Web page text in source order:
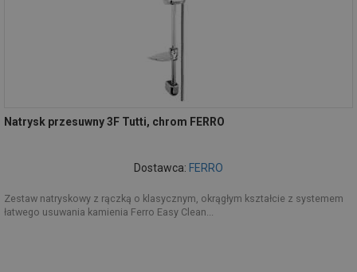
Natrysk przesuwny 3F Tutti, chrom FERRO
Dostawca: FERRO
Zestaw natryskowy z rączką o klasycznym, okrągłym kształcie z systemem
łatwego usuwania kamienia Ferro Easy Clean...